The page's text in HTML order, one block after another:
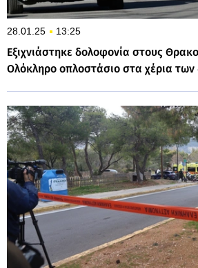
28.01.25 13:25
Εξιχνιάστηκε δολοφονία στους
Ολόκληρο οπλοστάσιο στα χέρια